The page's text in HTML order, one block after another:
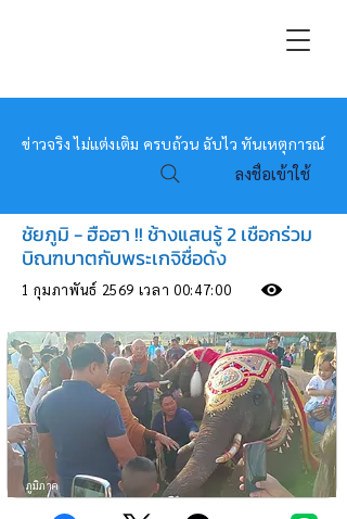
หมอข่าว
ข่าวจริง ไม่แต่งเติม ครบถ้วน ฉับไว ทันเหตุการณ์
ลงชื่อเข้าใช้
ชัยภูมิ - ฮือฮา !! ช้างแสนรู้ 2 เชือกร่วม
บิณฑบาตกับพระเกจิชื่อดัง
1 กุมภาพันธ์ 2569 เวลา 00:47:00
ภูมิภาค